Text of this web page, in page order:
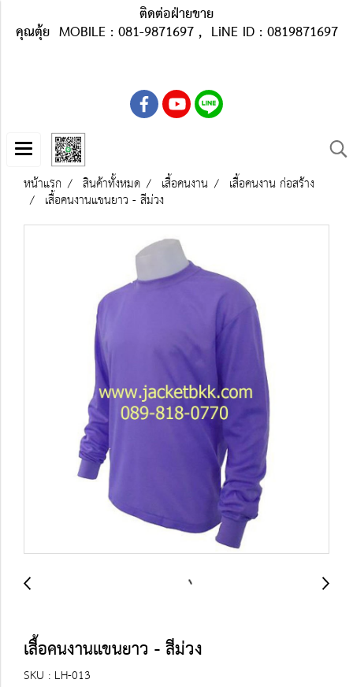
ติดต่อฝ่ายขาย
คุณตุ้ย MOBILE : 081-9871697 , LiNE ID : 0819871697
หน้าแรก สินค้าทั้งหมด เสื้อคนงาน เสื้อคนงาน ก่อสร้าง
เสื้อคนงานแขนยาว - สีม่วง
เสื้อคนงานแขนยาว - สีม่วง
SKU : LH-013